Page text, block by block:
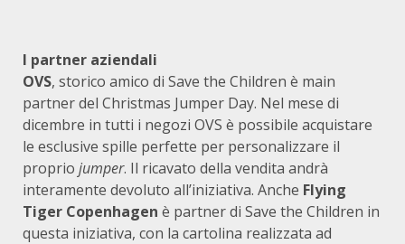
I partner aziendali
OVS, storico amico di Save the Children è main
partner del Christmas Jumper Day. Nel mese di
dicembre in tutti i negozi OVS è possibile acquistare
le esclusive spille perfette per personalizzare il
proprio jumper. Il ricavato della vendita andrà
interamente devoluto all’iniziativa. Anche Flying
Tiger Copenhagen è partner di Save the Children in
questa iniziativa, con la cartolina realizzata ad